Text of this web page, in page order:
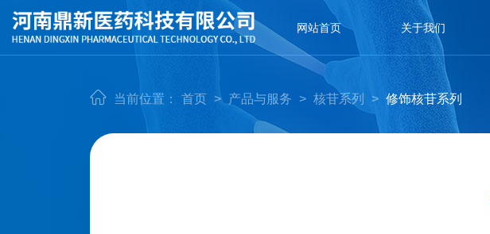
网站首页 关于我们
当前位置： 首页 > 产品与服务 > 核苷系列 > 修饰核苷系列